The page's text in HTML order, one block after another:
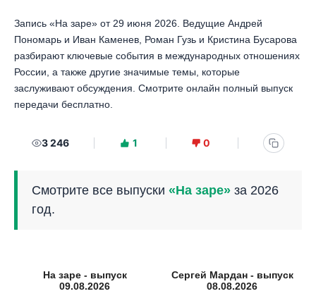
Запись «На заре» от 29 июня 2026. Ведущие Андрей
Пономарь и Иван Каменев, Роман Гузь и Кристина Бусарова
разбирают ключевые события в международных отношениях
России, а также другие значимые темы, которые
заслуживают обсуждения. Смотрите онлайн полный выпуск
передачи бесплатно.
3 246 1 0
Смотрите все выпуски «На заре» за 2026
год.
На заре - выпуск
09.08.2026
Сергей Мардан - выпуск
08.08.2026